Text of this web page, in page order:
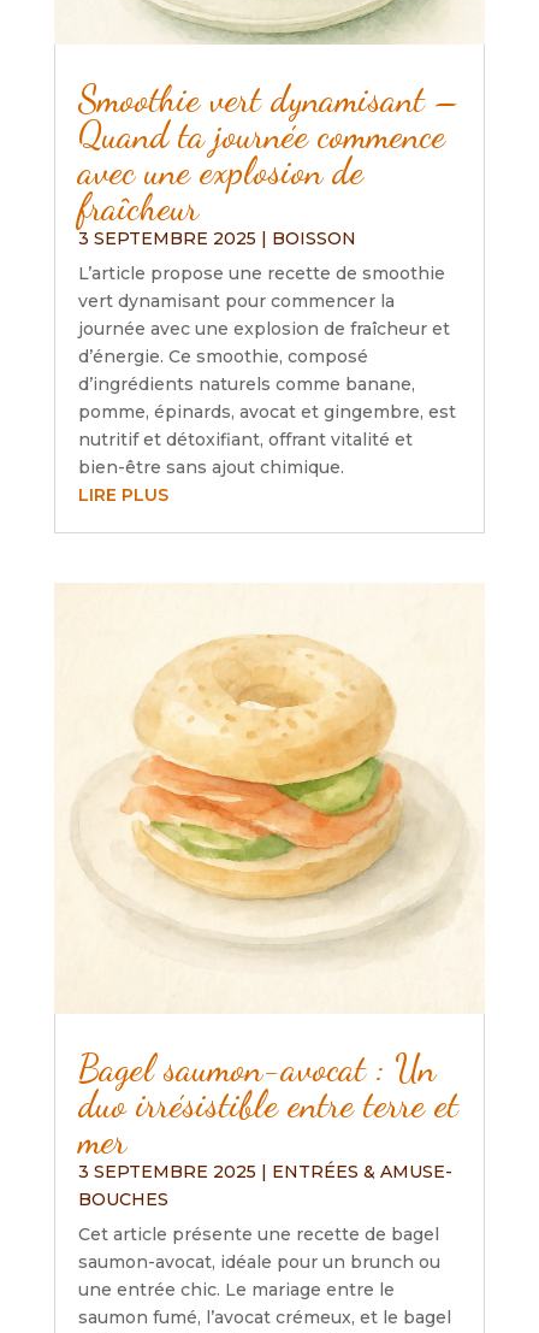
Smoothie vert dynamisant –
Quand ta journée commence
avec une explosion de
fraîcheur
3 SEPTEMBRE 2025 | BOISSON
L’article propose une recette de smoothie
vert dynamisant pour commencer la
journée avec une explosion de fraîcheur et
d’énergie. Ce smoothie, composé
d’ingrédients naturels comme banane,
pomme, épinards, avocat et gingembre, est
nutritif et détoxifiant, offrant vitalité et
bien-être sans ajout chimique.
LIRE PLUS
Bagel saumon-avocat : Un
duo irrésistible entre terre et
mer
3 SEPTEMBRE 2025
ENTRÉES & AMUSE-
BOUCHES
Cet article présente une recette de bagel
saumon-avocat, idéale pour un brunch ou
une entrée chic. Le mariage entre le
saumon fumé, l’avocat crémeux, et le bagel